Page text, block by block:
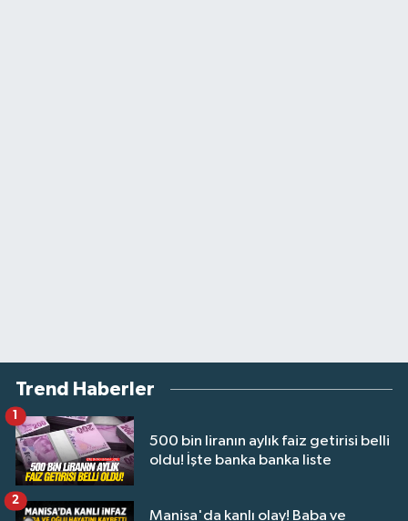
Trend Haberler
500 bin liranın aylık faiz getirisi belli
oldu! İşte banka banka liste
1
Manisa'da kanlı olay! Baba ve
2